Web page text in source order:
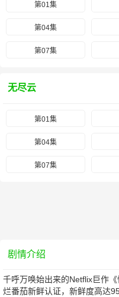
第01集
第04集
第07集
无尽云
第01集
第04集
第07集
剧情介绍
千呼万唤始出来的Netflix巨作
烂番茄新鲜认证，新鲜度高达